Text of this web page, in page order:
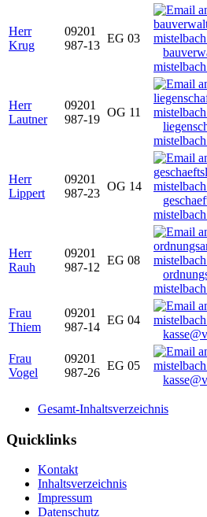
Herr
Krug
09201
987-13
EG 03
Herr
Lautner
09201
987-19
OG 11
Herr
Lippert
09201
987-23
OG 14
Herr
Rauh
09201
987-12
EG 08
Frau
Thiem
09201
987-14
EG 04
Frau
Vogel
09201
987-26
EG 05
Gesamt-Inhaltsverzeichnis
Quicklinks
Kontakt
Inhaltsverzeichnis
Impressum
Datenschutz